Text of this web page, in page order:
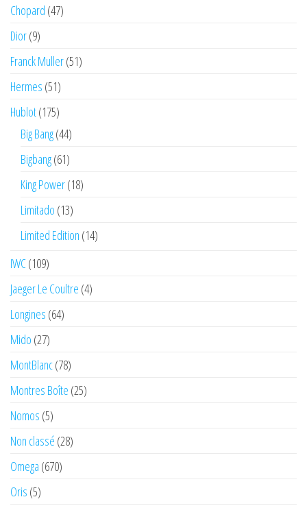
Chopard (47)
Dior(9)
Franck Muller(51)
Hermes (51)
Hublot(175)
Big Bang(44)
Bigbang(61)
King Power(18)
Limitado (13)
Limited Edition (14)
IWC(109)
Jaeger Le Coultre (4)
Longines (64)
Mido (27)
MontBlanc(78)
Montres Boîte (25)
Nomos (5)
Non classé (28)
Omega (670)
Oris (5)